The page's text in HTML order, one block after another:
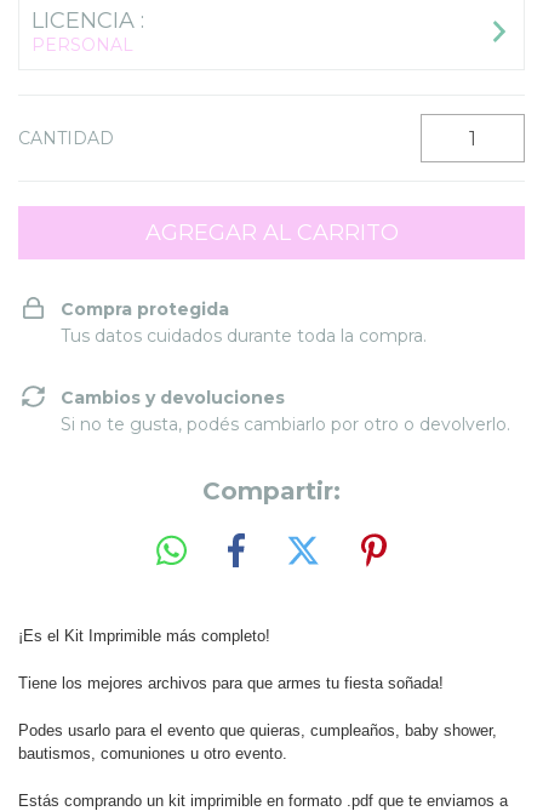
LICENCIA :
PERSONAL
CANTIDAD
Compra protegida
Tus datos cuidados durante toda la compra.
Cambios y devoluciones
Si no te gusta, podés cambiarlo por otro o devolverlo.
Compartir:
¡Es el Kit Imprimible más completo!
Tiene los mejores archivos para que armes tu fiesta soñada!
Podes usarlo para el evento que quieras, cumpleaños, baby shower,
bautismos, comuniones u otro evento.
Estás comprando un kit imprimible en formato .pdf que te enviamos a